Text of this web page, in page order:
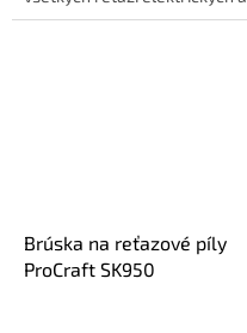
motorových píl....
Brúska na reťazové píly
ProCraft SK950